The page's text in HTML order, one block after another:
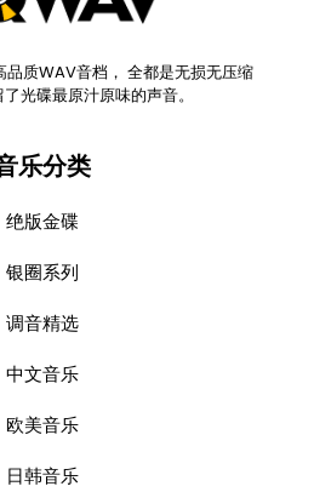
质WAV音档， 全都是无损无压缩
光碟最原汁原味的声音。
乐分类
绝版金碟
银圈系列
调音精选
中文音乐
欧美音乐
日韩音乐